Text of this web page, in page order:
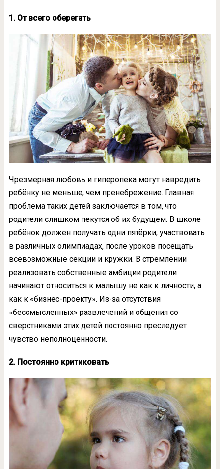
1. От всего оберегать
Чрезмерная любовь и гиперопека могут навредить
ребёнку не меньше, чем пренебрежение. Главная
проблема таких детей заключается в том, что
родители слишком пекутся об их будущем. В школе
ребёнок должен получать одни пятёрки, участвовать
в различных олимпиадах, после уроков посещать
всевозможные секции и кружки. В стремлении
реализовать собственные амбиции родители
начинают относиться к малышу не как к личности, а
как к «бизнес-проекту». Из-за отсутствия
«бессмысленных» развлечений и общения со
сверстниками этих детей постоянно преследует
чувство неполноценности.
2. Постоянно критиковать